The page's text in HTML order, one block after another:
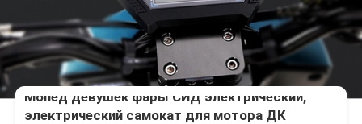
Мопед девушек фары СИД электрический,
электрический самокат для мотора ДК